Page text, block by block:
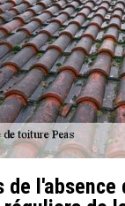
de l'absence